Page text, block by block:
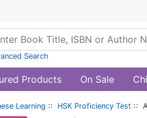
Search
Products On Sale
Learning :: HSK Proficiency Test ::